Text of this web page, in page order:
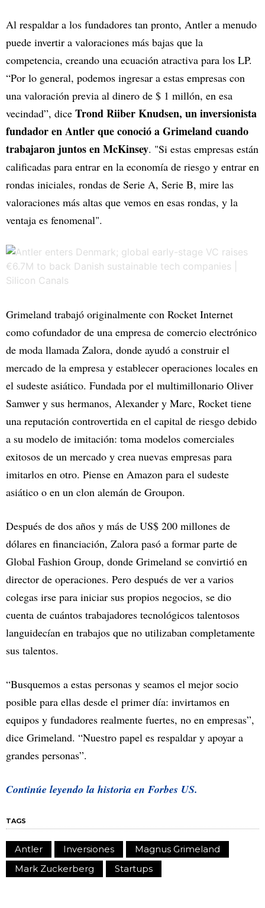
Al respaldar a los fundadores tan pronto, Antler a menudo
puede invertir a valoraciones más bajas que la
competencia, creando una ecuación atractiva para los LP.
“Por lo general, podemos ingresar a estas empresas con
una valoración previa al dinero de $ 1 millón, en esa
vecindad”, dice Trond Riiber Knudsen, un inversionista
fundador en Antler que conoció a Grimeland cuando
trabajaron juntos en McKinsey. "Si estas empresas están
calificadas para entrar en la economía de riesgo y entrar en
rondas iniciales, rondas de Serie A, Serie B, mire las
valoraciones más altas que vemos en esas rondas, y la
ventaja es fenomenal".
Grimeland trabajó originalmente con Rocket Internet
como cofundador de una empresa de comercio electrónico
de moda llamada Zalora, donde ayudó a construir el
mercado de la empresa y establecer operaciones locales en
el sudeste asiático. Fundada por el multimillonario Oliver
Samwer y sus hermanos, Alexander y Marc, Rocket tiene
una reputación controvertida en el capital de riesgo debido
a su modelo de imitación: toma modelos comerciales
exitosos de un mercado y crea nuevas empresas para
imitarlos en otro. Piense en Amazon para el sudeste
asiático o en un clon alemán de Groupon.
Después de dos años y más de US$ 200 millones de
dólares en financiación, Zalora pasó a formar parte de
Global Fashion Group, donde Grimeland se convirtió en
director de operaciones. Pero después de ver a varios
colegas irse para iniciar sus propios negocios, se dio
cuenta de cuántos trabajadores tecnológicos talentosos
languidecían en trabajos que no utilizaban completamente
sus talentos.
“Busquemos a estas personas y seamos el mejor socio
posible para ellas desde el primer día: invirtamos en
equipos y fundadores realmente fuertes, no en empresas”,
dice Grimeland. “Nuestro papel es respaldar y apoyar a
grandes personas”.
Continúe leyendo la historia en Forbes US.
TAGS
Antler Inversiones
Magnus Grimeland
Mark Zuckerberg
Startups